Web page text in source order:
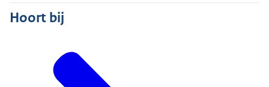
Hoort bij